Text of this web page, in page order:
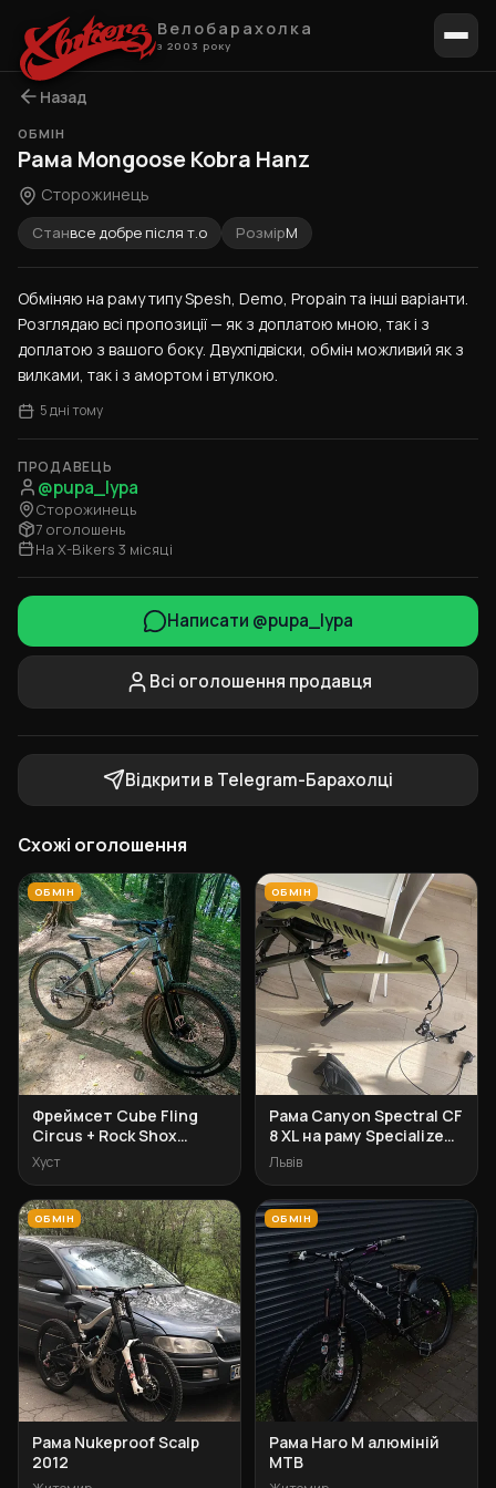
Велобарахолка
з 2003 року
Назад
ОБМІН
Рама Mongoose Kobra Hanz
Сторожинець
Станвсе добре після т.о РозмірM
Обміняю на раму типу Spesh, Demo, Propain та інші варіанти.
Розглядаю всі пропозиції — як з доплатою мною, так і з
доплатою з вашого боку. Двухпідвіски, обмін можливий як з
вилками, так і з амортом і втулкою.
5 дні тому
ПРОДАВЕЦЬ
@pupa_lypa
Сторожинець
7 оголошень
На X-Bikers 3 місяці
Написати @pupa_lypa
Всі оголошення продавця
Відкрити в Telegram-Барахолці
Схожі оголошення
ОБМІН
Фреймсет Cube Fling
Circus + Rock Shox
Domain 302 + Truwativ
Hammersmith + заднє
колесо
Хуст
ОБМІН
Рама Canyon Spectral CF
8 XL на раму Specialized
Status 160 S5-S6
Львів
ОБМІН
Рама Nukeproof Scalp
2012
ОБМІН
Рама Haro M алюміній
MTB